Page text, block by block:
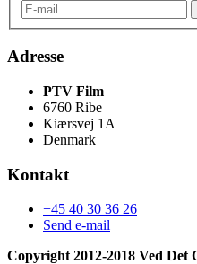
Adresse
PTV Film
6760 Ribe
Kiærsvej 1A
Denmark
Kontakt
+45 40 30 36 26
Send e-mail
Copyright 2012-2018 Ved Det